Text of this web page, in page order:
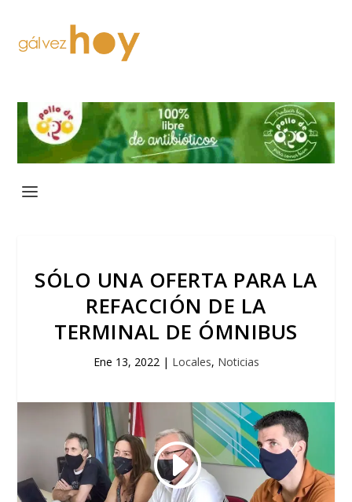
SÓLO UNA OFERTA PARA LA
REFACCIÓN DE LA
TERMINAL DE ÓMNIBUS
Ene 13, 2022 | Locales, Noticias